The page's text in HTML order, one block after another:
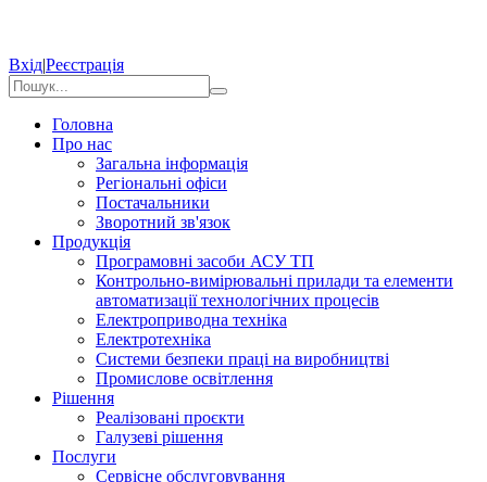
Вхід|Реєстрація
Головна
Про нас
Загальна інформація
Регіональні офіси
Постачальники
Зворотний зв'язок
Продукція
Програмовні засоби АСУ ТП
Контрольно-вимірювальні прилади та елементи
автоматизації технологічних процесів
Електроприводна техніка
Електротехніка
Системи безпеки праці на виробництві
Промислове освітлення
Рішення
Реалізовані проєкти
Галузеві рішення
Послуги
Сервісне обслуговування